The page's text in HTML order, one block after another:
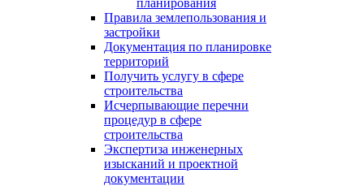
Правила землепользования и
застройки
Документация по планировке
территорий
Получить услугу в сфере
строительства
Исчерпывающие перечни
процедур в сфере
строительства
Экспертиза инженерных
изысканий и проектной
документации